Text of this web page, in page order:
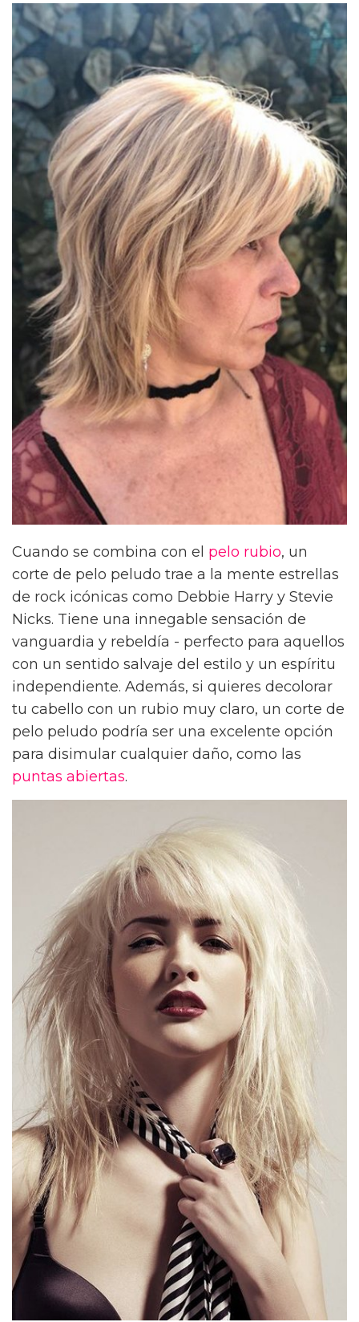
Cuando se combina con el pelo rubio, un
corte de pelo peludo trae a la mente estrellas
de rock icónicas como Debbie Harry y Stevie
Nicks. Tiene una innegable sensación de
vanguardia y rebeldía - perfecto para aquellos
con un sentido salvaje del estilo y un espíritu
independiente. Además, si quieres decolorar
tu cabello con un rubio muy claro, un corte de
pelo peludo podría ser una excelente opción
para disimular cualquier daño, como las
puntas abiertas.